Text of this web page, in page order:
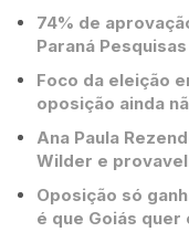
74% de
Paraná
Foco da eleição
oposição ainda
Ana Paula
Wilder e
Oposição só
é que Goiás quer